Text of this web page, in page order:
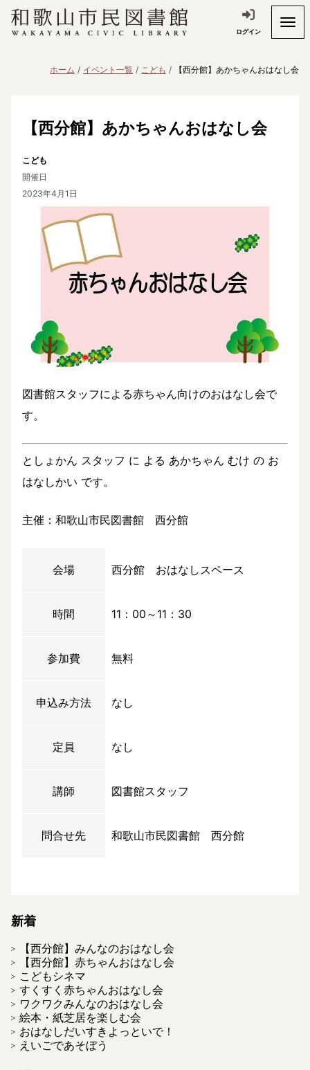
ログイン
ホーム イベント一覧 こども 【西分館】あかちゃんおはなし会
【西分館】あかちゃんおはなし会
こども
開催日
2023年4月1日
図書館スタッフによる赤ちゃん向けのおはなし会で
す。
としょかん スタッフ に よる あかちゃん むけ の お
はなしかい です。
主催：和歌山市民図書館 西分館
会場 西分館 おはなしスペース
時間 11：00～11：30
参加費 無料
申込み方法 なし
定員 なし
講師 図書館スタッフ
問合せ先 和歌山市民図書館 西分館
新着
【西分館】みんなのおはなし会
【西分館】赤ちゃんおはなし会
こどもシネマ
すくすく赤ちゃんおはなし会
ワクワクみんなのおはなし会
絵本・紙芝居を楽しむ会
おはなしだいすきよっといで！
えいごであそぼう